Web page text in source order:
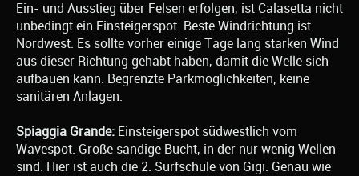
Ein- und Ausstieg über Felsen erfolgen, ist Calasetta nicht
unbedingt ein Einsteigerspot. Beste Windrichtung ist
Nordwest. Es sollte vorher einige Tage lang starken Wind
aus dieser Richtung gehabt haben, damit die Welle sich
aufbauen kann. Begrenzte Parkmöglichkeiten, keine
sanitären Anlagen.
Spiaggia Grande: Einsteigerspot südwestlich vom
Wavespot. Große sandige Bucht, in der nur wenig Wellen
sind. Hier ist auch die 2. Surfschule von Gigi. Genau wie